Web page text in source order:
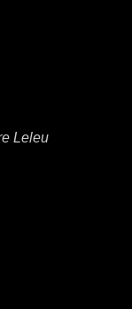
Leleu